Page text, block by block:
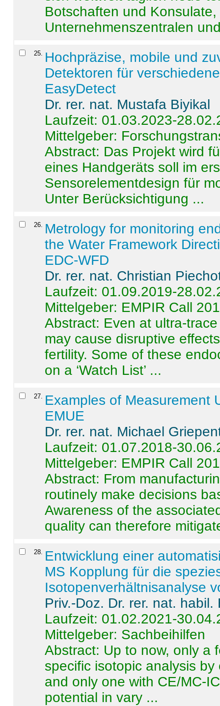
Botschaften und
Unternehmenszentralen
25. Hochpräzise, mobile und
Detektoren für
EasyDetect
Dr. rer. nat. Mustafa Biyikal
Laufzeit: 01.03.2023-
Mittelgeber:
Abstract: Das Projekt wird
eines Handgeräts soll im
Sensorelementdesign für
Unter Berücksichtigung ...
26. Metrology for monitoring
the Water Framework
EDC-WFD
Dr. rer. nat. Christian
Laufzeit: 01.09.2019-
Mittelgeber: EMPIR Call
Abstract: Even at ultra-
may cause disruptive
fertility. Some of these
on a ‘Watch List’ ...
27. Examples of Measurement
EMUE
Dr. rer. nat. Michael
Laufzeit: 01.07.2018-
Mittelgeber: EMPIR Call
Abstract: From
routinely make decisions
Awareness of the
quality can therefore
28. Entwicklung einer
MS Kopplung für die
Isotopenverhältnisanalyse
Priv.-Doz. Dr. rer. nat.
Laufzeit: 01.02.2021-
Mittelgeber: Sachbeihilfen
Abstract: Up to now, only a
specific isotopic analysis
and only one with CE/MC-
potential in vary ...